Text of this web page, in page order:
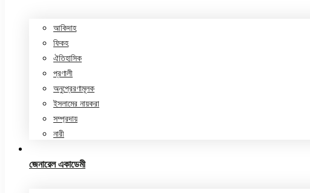
আকিদাহ
ফিকহ
ঐতিহাসিক
প্রণালী
অনুপ্রেরণামূলক
ইসলামের নায়করা
সম্প্রদায়
নারী
জেনারেল একাডেমী